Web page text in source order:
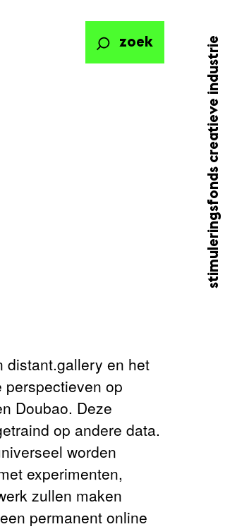
stimuleringsfonds creatieve industrie
zoek
distant.gallery en het
op
Doubao. Deze
op andere data.
worden
experimenten,
zullen maken
permanent online